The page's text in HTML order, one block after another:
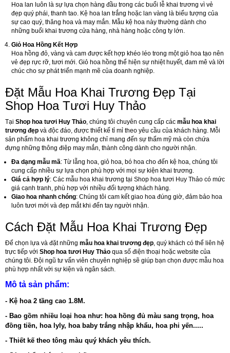
Hoa lan luôn là sự lựa chọn hàng đầu trong các buổi lễ khai trương vì vẻ
đẹp quý phái, thanh tao. Kệ hoa lan trắng hoặc lan vàng là biểu tượng của
sự cao quý, thăng hoa và may mắn. Mẫu kệ hoa này thường dành cho
những buổi khai trương cửa hàng, nhà hàng hoặc công ty lớn.
Giỏ Hoa Hồng Kết Hợp
Hoa hồng đỏ, vàng và cam được kết hợp khéo léo trong một giỏ hoa tạo nên
vẻ đẹp rực rỡ, tươi mới. Giỏ hoa hồng thể hiện sự nhiệt huyết, đam mê và lời
chúc cho sự phát triển mạnh mẽ của doanh nghiệp.
Đặt Mẫu Hoa Khai Trương Đẹp Tại
Shop Hoa Tươi Huy Thảo
Tại Shop hoa tươi Huy Thảo, chúng tôi chuyên cung cấp các mẫu hoa khai
trương đẹp và độc đáo, được thiết kế tỉ mỉ theo yêu cầu của khách hàng. Mỗi
sản phẩm hoa khai trương không chỉ mang đến sự thẩm mỹ mà còn chứa
đựng những thông điệp may mắn, thành công dành cho người nhận.
Đa dạng mẫu mã: Từ lẵng hoa, giỏ hoa, bó hoa cho đến kệ hoa, chúng tôi
cung cấp nhiều sự lựa chọn phù hợp với mọi sự kiện khai trương.
Giá cả hợp lý: Các mẫu hoa khai trương tại Shop hoa tươi Huy Thảo có mức
giá cạnh tranh, phù hợp với nhiều đối tượng khách hàng.
Giao hoa nhanh chóng: Chúng tôi cam kết giao hoa đúng giờ, đảm bảo hoa
luôn tươi mới và đẹp mắt khi đến tay người nhận.
Cách Đặt Mẫu Hoa Khai Trương Đẹp
Để chọn lựa và đặt những mẫu hoa khai trương đẹp, quý khách có thể liên hệ
trực tiếp với Shop hoa tươi Huy Thảo qua số điện thoại hoặc website của
chúng tôi. Đội ngũ tư vấn viên chuyên nghiệp sẽ giúp bạn chọn được mẫu hoa
phù hợp nhất với sự kiện và ngân sách.
Mô tả sản phẩm:
- Kệ hoa 2 tầng cao 1.8M.
- Bao gồm nhiều loại hoa như: hoa hồng đủ màu sang trọng, hoa
đồng tiền, hoa lyly, hoa baby trắng nhập khẩu, hoa phi yến.....
- Thiết kế theo tông màu quý khách yêu thích.